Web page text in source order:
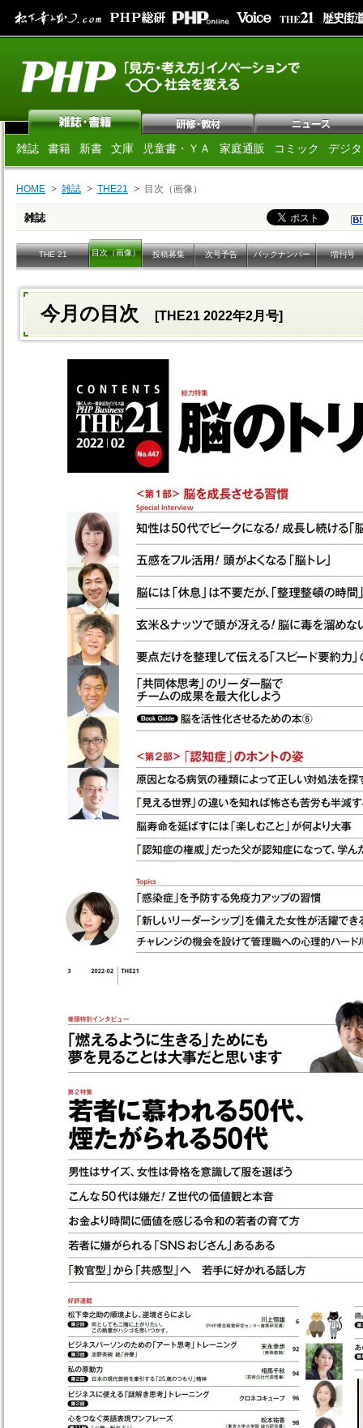
雑誌 書籍 新書 文庫 児童書・ＹＡ 家庭通販 コミック デジ
HOME 雑誌 THE21 目次（画像）
雑誌
THE 21 目次（画像） 投稿募集 次号予告 バックナンバー 増刊号
今月の目次 [THE21 2022年2月号]